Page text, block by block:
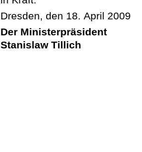
Dresden, den 18. April 2009
Der Ministerpräsident
Stanislaw Tillich